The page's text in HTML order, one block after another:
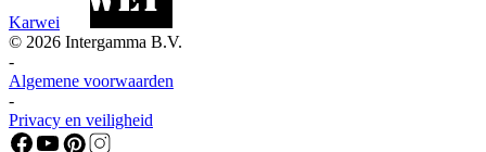
Karwei
© 2026 Intergamma B.V.
-
Algemene voorwaarden
-
Privacy en veiligheid